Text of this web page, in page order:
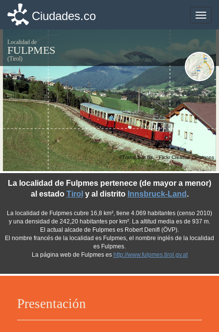
Toggle
Ciudades.co
Localidad de
FULPMES
(Tirol)
Presentación
La localidad de Fulpmes pertenece (de mayor a menor)
al estado Tirol y al distrito Innsbruck-Land .
La localidad de Fulpmes cubre 16,8 km², tiene 4.069 habitantes (censo 2010)
y una densidad de 242,20 habitantes por km². La altitud media es de 937 m.
El actual alcade de Fulpmes es Robert Denifl (ÖVP).
El nombre francés de la localidad es Fulpmes, el nombre inglés de la localidad
es Fulpmes.
La página web de Fulpmes es http://www.fulpmes.tirol.gv.at
©Trams aux fils. - Flickr Creative Commons
Toggle
Ciudades.co